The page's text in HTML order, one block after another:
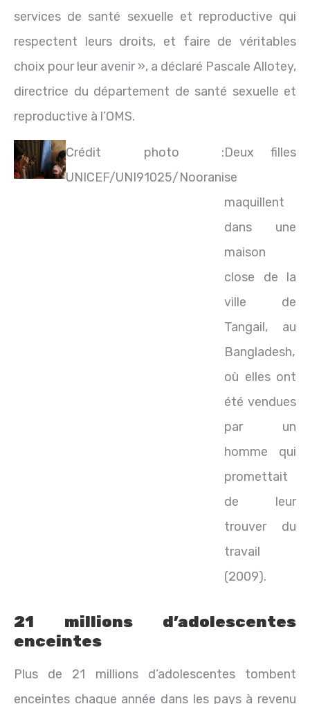
services de santé sexuelle et reproductive qui
respectent leurs droits, et faire de véritables
choix pour leur avenir », a déclaré Pascale Allotey,
directrice du département de santé sexuelle et
reproductive à l’OMS.
Crédit photo :
UNICEF/UNI91025/Noorani
Deux filles
se
maquillent
dans une
maison
close de la
ville de
Tangail, au
Bangladesh,
où elles ont
été vendues
par un
homme qui
promettait
de leur
trouver du
travail
(2009).
21 millions d’adolescentes
enceintes
Plus de 21 millions d’adolescentes tombent
enceintes chaque année dans les pays à revenu